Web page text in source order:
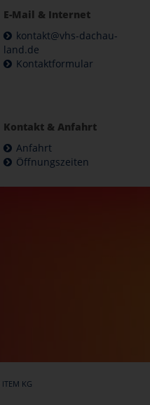
E-Mail & Internet
kontakt@vhs-dachau-
land.de
Kontaktformular
Kontakt & Anfahrt
Anfahrt
Öffnungszeiten
ITEM KG